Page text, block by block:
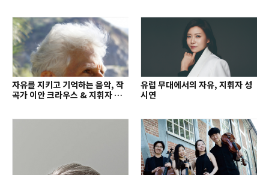
자유를 지키고 기억하는 음악, 작
곡가 이안 크라우스 & 지휘자 배
유럽 무대에서의 자유, 지휘자 성
시연